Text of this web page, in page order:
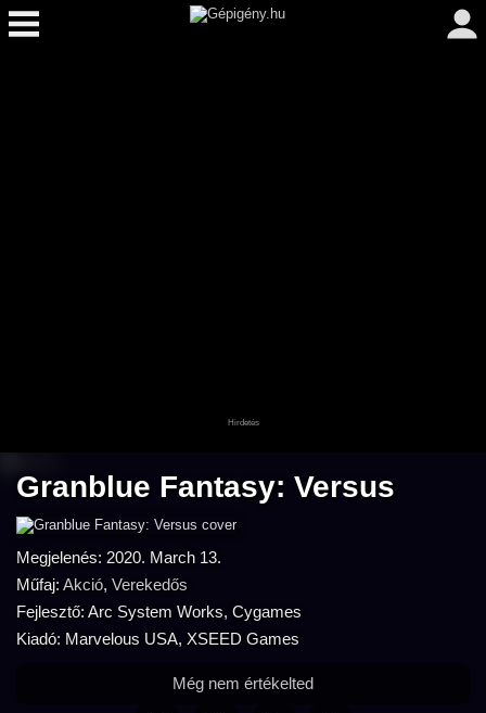
Granblue Fantasy: Versus
Megjelenés: 2020. March 13.
Műfaj: Akció, Verekedős
Fejlesztő: Arc System Works, Cygames
Kiadó: Marvelous USA, XSEED Games
Még nem értékelted